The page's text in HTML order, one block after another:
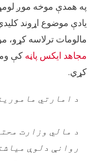
په همدې موخه موږ
یادې موضوع اړوند
مالومات ترلاسه کړو،
مجاهد ایکس پاڼه کې
کړي.
د امارتي
د مالي وزارت
روانې دلوې